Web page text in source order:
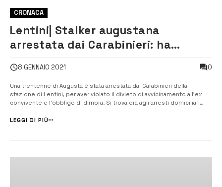
CRONACA
Lentini| Stalker augustana
arrestata dai Carabinieri: ha
8 GENNAIO 2021 0
Una trentenne di Augusta è stata arrestata dai Carabinieri della
stazione di Lentini, per aver violato il divieto di avvicinamento all’ex
convivente e l’obbligo di dimora. Si trova ora agli arresti domiciliari
scorsi hanno arrestato una “stalker” trentenne di Augusta,...
LEGGI DI PIÙ